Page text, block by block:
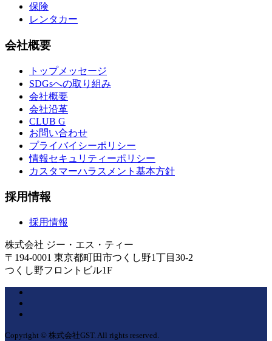
保険
レンタカー
会社概要
トップメッセージ
SDGsへの取り組み
会社概要
会社沿革
CLUB G
お問い合わせ
プライバイシーポリシー
情報セキュリティーポリシー
カスタマーハラスメント基本方針
採用情報
採用情報
株式会社 ジー・エス・ティー
〒194-0001 東京都町田市つくし野1丁目30-2
つくし野フロントビル1F
Copyright © 株式会社GST. All rights reserved.